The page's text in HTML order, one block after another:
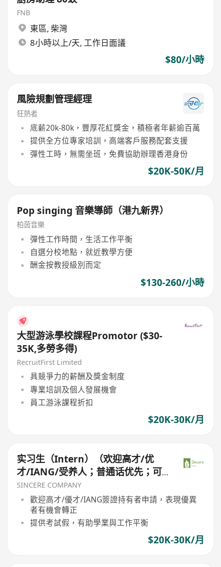
FNB
東區, 柴灣
8小時以上/天, 工作日面議
$80/小時
風險規劃管理經理
狂熱者
底薪20k-80k，豐厚花紅獎金，積極者年薪逾百萬
提供全方位專家培訓，高端客戶服務配套支援
彈性工時，無需坐班，免費協助辦理香港身份
$20K-50K/月
Pop singing 音樂導師（港九新界）
柏茵音樂
彈性工作時間，生活工作平衡
自選分校地點，就近教學方便
酬金按教授級別而定
$130-260/小時
大型游泳學校課程Promotor ($30-
35K,多勞多得)
RecruitFirst Limited
具競爭力的薪酬及獎金制度
專業培訓及個人發展機會
員工游泳課程折扣
$20K-30K/月
实习生（Intern）（欢迎高才/优
才/IANG/受养人；普通话优先；可
转正/续签）
SINCERE COMPANY
歡迎高才/優才/IANG簽證持有者申請，表現優異
者有機會轉正
提供考試假，有助學業與工作平衡
$20K-30K/月